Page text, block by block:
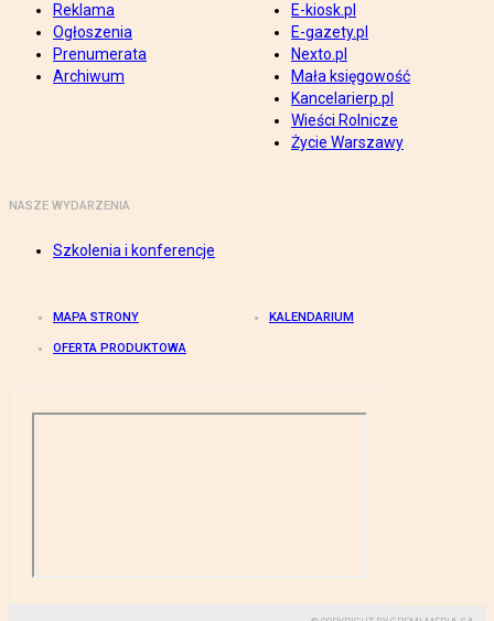
Reklama
Ogłoszenia
Prenumerata
Archiwum
E-kiosk.pl
E-gazety.pl
Nexto.pl
Mała księgowość
Kancelarierp.pl
Wieści Rolnicze
Życie Warszawy
NASZE WYDARZENIA
Szkolenia i konferencje
MAPA STRONY KALENDARIUM
OFERTA PRODUKTOWA